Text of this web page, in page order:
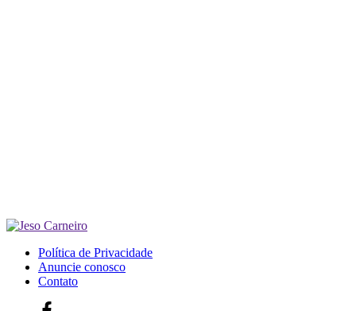
Política de Privacidade
Anuncie conosco
Contato